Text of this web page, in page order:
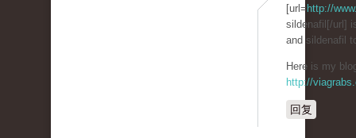
[url= http://
sildenafil[/url]
and sildenafil
Here is my
http://
回复